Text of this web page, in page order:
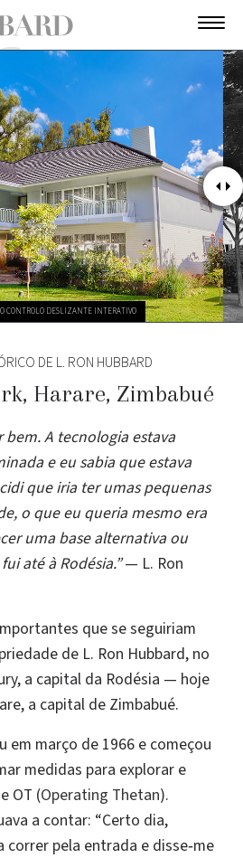
CONTROLO DESLIZANTE INTERATIVO
DE L. RON HUBBARD
Harare, Zimbabué
bem. A tecnologia estava
e eu sabia que estava
que iria ter umas pequenas
o que eu queria mesmo era
uma base alternativa ou
até à Rodésia.”— L. Ron
que se seguiriam
de L. Ron Hubbard, no
a capital da Rodésia — hoje
a capital de Zimbabué.
em março de 1966 e começou
medidas para explorar e
OT (Operating Thetan).
a contar: “Certo dia,
correr pela entrada e disse‑me